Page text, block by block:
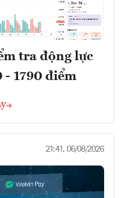
tra động lực
- 1790 điểm
21:41, 06/08/2026